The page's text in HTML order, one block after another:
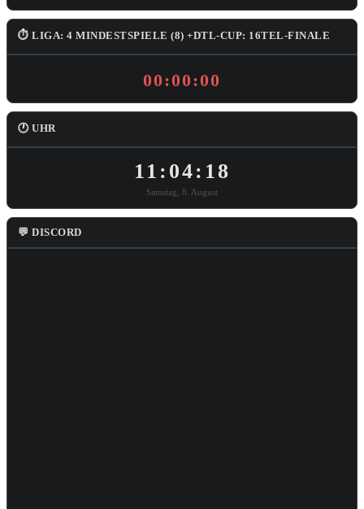
⏱ LIGA: 4 MINDESTSPIELE (8) +DTL-CUP: 16TEL-FINALE
00:00:00
🕐 UHR
11:04:18
Samstag, 8. August
💬 DISCORD